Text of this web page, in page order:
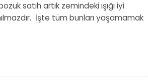
satıh artık zemindeki ışığı iyi
İşte tüm bunları yaşamamak